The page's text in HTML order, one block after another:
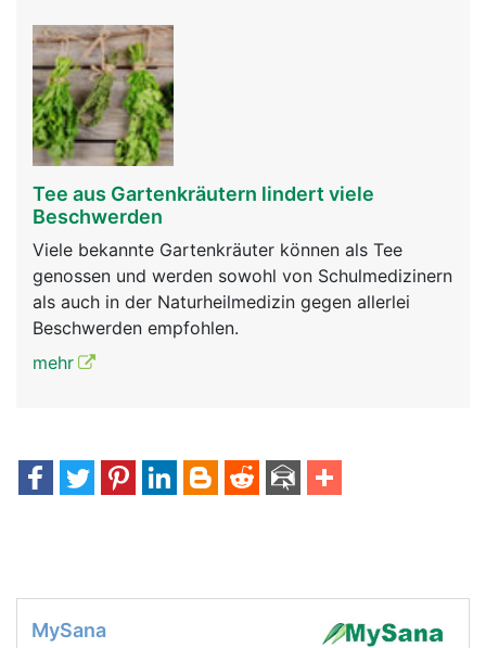
Tee aus Gartenkräutern lindert viele
Beschwerden
Viele bekannte Gartenkräuter können als Tee
genossen und werden sowohl von Schulmedizinern
als auch in der Naturheilmedizin gegen allerlei
Beschwerden empfohlen.
mehr
MySana